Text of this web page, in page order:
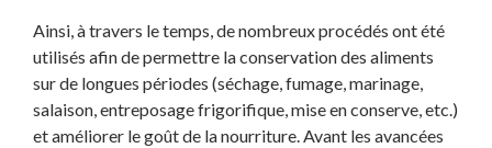
Ainsi, à travers le temps, de nombreux procédés ont été
utilisés afin de permettre la conservation des aliments
sur de longues périodes (séchage, fumage, marinage,
salaison, entreposage frigorifique, mise en conserve, etc.)
et améliorer le goût de la nourriture. Avant les avancées